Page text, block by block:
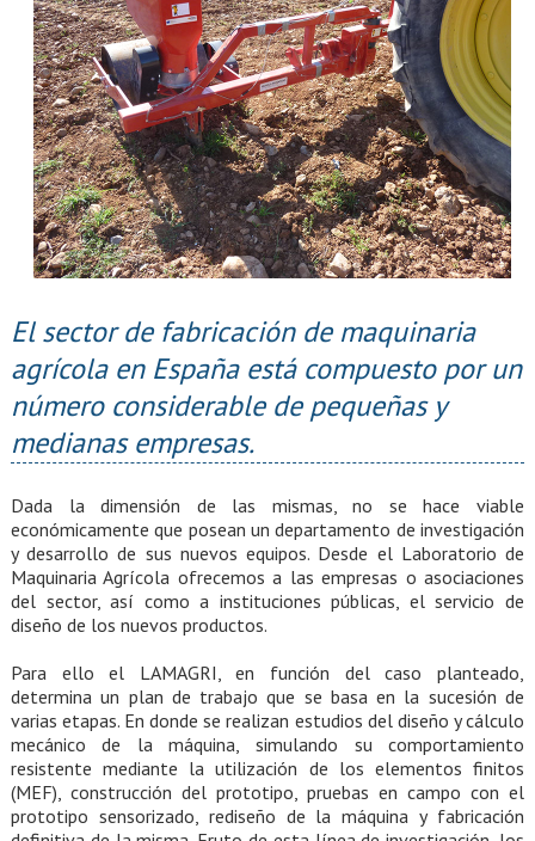
El sector de fabricación de maquinaria
agrícola en España está compuesto por un
número considerable de pequeñas y
medianas empresas.
Dada la dimensión de las mismas, no se hace viable
económicamente que posean un departamento de investigación
y desarrollo de sus nuevos equipos. Desde el Laboratorio de
Maquinaria Agrícola ofrecemos a las empresas o asociaciones
del sector, así como a instituciones públicas, el servicio de
diseño de los nuevos productos.
Para ello el LAMAGRI, en función del caso planteado,
determina un plan de trabajo que se basa en la sucesión de
varias etapas. En donde se realizan estudios del diseño y cálculo
mecánico de la máquina, simulando su comportamiento
resistente mediante la utilización de los elementos finitos
(MEF), construcción del prototipo, pruebas en campo con el
prototipo sensorizado, rediseño de la máquina y fabricación